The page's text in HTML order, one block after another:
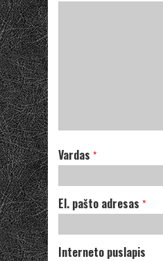
Vardas *
El. pašto adresas *
Interneto puslapis